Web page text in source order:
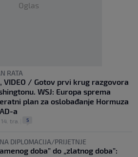
Oglas
RATA
VIDEO / Gotov prvi krug razgovora
WSJ: Europa sprema
plan za oslobađanje Hormuza
a
14. tra. 5
DIPLOMACIJA/PRIJETNJE
doba” do „zlatnog doba”: